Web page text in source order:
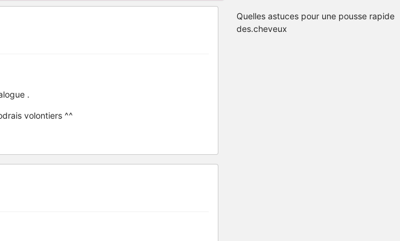
.
volontiers ^^
Quelles astuces pour une pousse rapide
des.cheveux